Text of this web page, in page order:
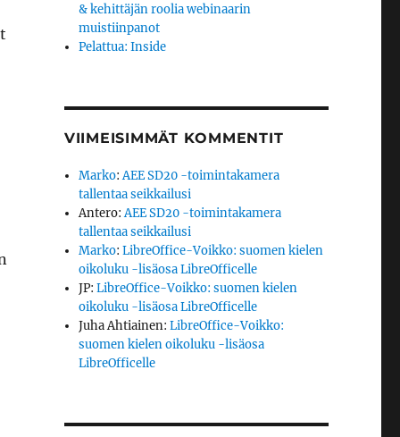
& kehittäjän roolia webinaarin
muistiinpanot
Pelattua: Inside
VIIMEISIMMÄT KOMMENTIT
Marko:AEE SD20 -toimintakamera
tallentaa seikkailusi
Antero:AEE SD20 -toimintakamera
tallentaa seikkailusi
Marko:LibreOffice-Voikko: suomen kielen
oikoluku -lisäosa LibreOfficelle
JP:LibreOffice-Voikko: suomen kielen
oikoluku -lisäosa LibreOfficelle
Juha Ahtiainen:LibreOffice-Voikko:
suomen kielen oikoluku -lisäosa
LibreOfficelle